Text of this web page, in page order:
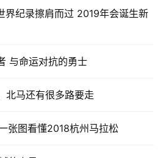
界纪录擦肩而过 2019年会诞生新
与命运对抗的勇士
北马还有很多路要走
张图看懂2018杭州马拉松